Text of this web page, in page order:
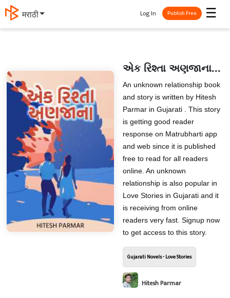
मराठी ☰
Log In Publish Free
એક રિશ્તા અણજાના...
An unknown relationship book
and story is written by Hitesh
Parmar in Gujarati . This story
is getting good reader
response on Matrubharti app
and web since it is published
free to read for all readers
online. An unknown
relationship is also popular in
Love Stories in Gujarati and it
is receiving from online
readers very fast. Signup now
to get access to this story.
Gujarati Novels - Love Stories
Hitesh Parmar